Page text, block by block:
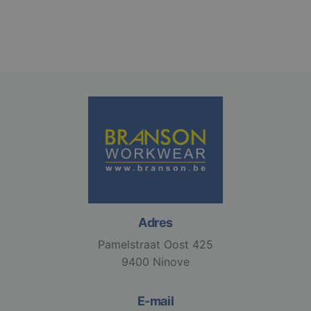
Adres
Pamelstraat Oost 425
9400 Ninove
E-mail
Strikt noodzakelijke cookies maken de
kernfunctionaliteiten van de website mogelijk, zoals
gebruikersaanmelding en accountbeheer. De
website kan niet goed worden gebruikt zonder de
Naam
VISITOR_PRIVACY_METADATA